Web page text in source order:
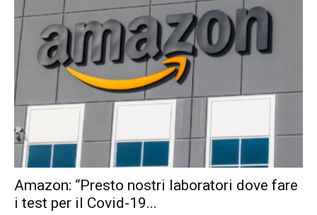
Amazon: “Presto nostri laboratori dove fare
i test per il Covid-19...